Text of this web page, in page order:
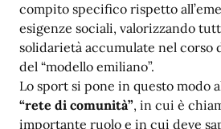
compito specifico rispetto
esigenze sociali, valorizzando
solidarietà accumulate nel corso
del “modello emiliano”.
Lo sport si pone in questo modo
“rete di comunità”, in cui è
importante ruolo e in cui deve